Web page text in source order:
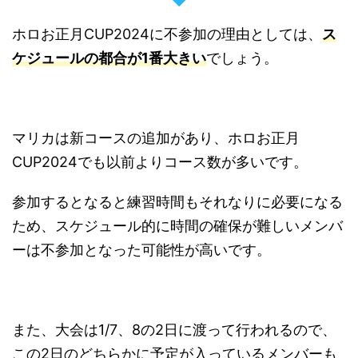
ホロお正月CUP2024に不参加の理由としては、 ス
ケジュールの都合が1番大きいでしょう。
マリカは新コースの追加があり、ホロお正月
CUP2024でも以前よりコース数が多いです。
参加するとなると練習時間もそれなりに必要になる
ため、スケジュール的に時間の確保が難しいメンバ
ーは不参加となった可能性が高いです。
また、大会は1/7、8の2日に渡って行われるので、
この2日のどちらかに予定が入っているメンバーも